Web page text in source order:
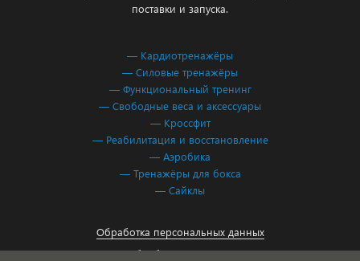
поставки и запуска.
— Кардиотренажёры
— Силовые тренажёры
— Функциональный тренинг
— Свободные веса и аксессуары
— Кроссфит
— Реабилитация и восстановление
— Аэробика
— Тренажёры для бокса
— Сайклы
Обработка персональных данных
Согласие на обработку персональных данных